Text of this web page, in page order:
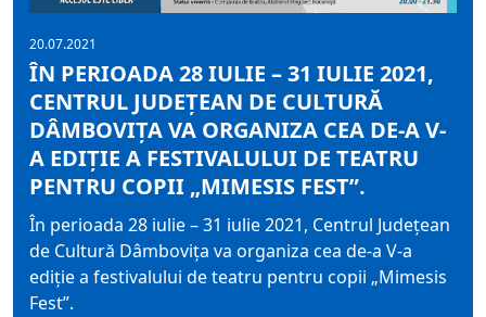
20.07.2021
ÎN PERIOADA 28 IULIE – 31 IULIE 2021,
CENTRUL JUDEŢEAN DE CULTURĂ
DÂMBOVIŢA VA ORGANIZA CEA DE-A V-
A EDIŢIE A FESTIVALULUI DE TEATRU
PENTRU COPII „MIMESIS FEST”.
În perioada 28 iulie – 31 iulie 2021, Centrul Judeţean
de Cultură Dâmboviţa va organiza cea de-a V-a
ediţie a festivalului de teatru pentru copii „Mimesis
Fest”.